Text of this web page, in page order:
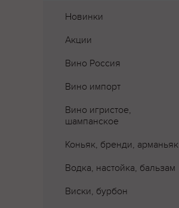
Новинки
Акции
Вино Россия
Вино импорт
Вино игристое,
шампанское
Коньяк, бренди, арманьяк
Водка, настойка, бальзам
Виски, бурбон